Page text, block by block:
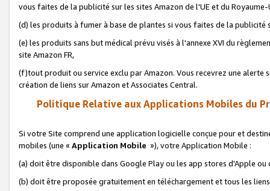
vous faites de la publicité sur les sites Amazon de l'UE et du Royaume-
(d) les produits à fumer à base de plantes si vous faites de la publicité
(e) les produits sans but médical prévu visés à l'annexe XVI du
site Amazon FR,
(f)tout produit ou service exclu par Amazon. Vous recevrez une alerte
création de liens sur Amazon et Associates Central.
Politique Relative aux Applications Mobiles du
Si votre Site comprend une application logicielle conçue pour et
mobiles (une « Application Mobile »), votre Application Mobile :
(a) doit être disponible dans Google Play ou les app stores d'Apple ou
(b) doit être proposée gratuitement en téléchargement et tous les